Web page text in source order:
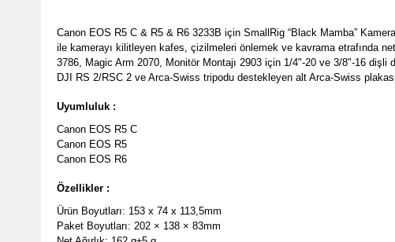
Canon EOS R5 C & R5 & R6 3233B için SmallRig “Black Mamba”
ile kamerayı kilitleyen kafes, çizilmeleri önlemek ve kavrama etrafında
3786, Magic Arm 2070, Monitör Montajı 2903 için 1/4"-20 ve 3/8"-16 dişli
DJI RS 2/RSC 2 ve Arca-Swiss tripodu destekleyen alt Arca-Swiss
Uyumluluk :
Canon EOS R5 C
Canon EOS R5
Canon EOS R6
Özellikler :
Ürün Boyutları: 153 x 74 x 113,5mm
Paket Boyutları: 202 × 138 × 83mm